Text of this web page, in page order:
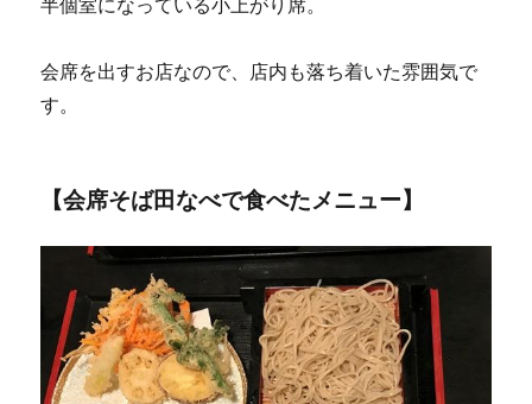
会席を出すお店なので、店内も落ち着いた雰囲気で
す。
【会席そば田なべで食べたメニュー】